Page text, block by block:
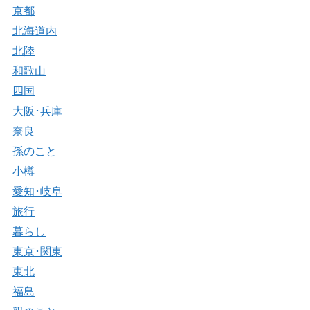
京都
北海道内
北陸
和歌山
四国
大阪･兵庫
奈良
孫のこと
小樽
愛知･岐阜
旅行
暮らし
東京･関東
東北
福島